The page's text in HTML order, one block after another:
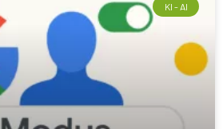
KI - AI